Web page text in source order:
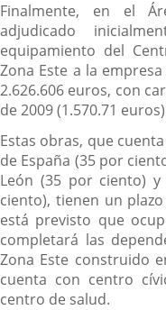
Finalmente, en el
adjudicado
equipamiento del
Zona Este a la
2.626.606 euros, con
de 2009 (1.570.71
Estas obras, que
de España (35 por
León (35 por ciento)
ciento), tienen un
está previsto que
completará las
Zona Este construido
cuenta con centro
centro de salud.